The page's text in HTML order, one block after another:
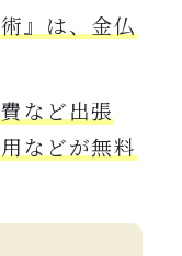
』は、金仏
など出張
などが無料